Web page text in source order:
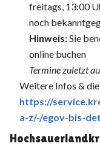
freitags, 13:00
noch
Hinweis:Sie
online buchen
Termine zuletzt
Weitere Infos &
https://
a-z/-/egov-bis-